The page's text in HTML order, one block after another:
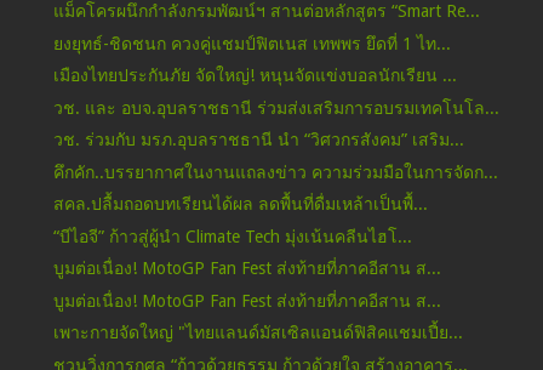
แม็คโครผนึกกำลังกรมพัฒน์ฯ สานต่อหลักสูตร “Smart Re...
ยงยุทธ์-ชิดชนก ควงคู่แชมป์ฟิตเนส เทพพร ยึดที่ 1 ไท...
เมืองไทยประกันภัย จัดใหญ่! หนุนจัดแข่งบอลนักเรียน ...
วช. และ อบจ.อุบลราชธานี ร่วมส่งเสริมการอบรมเทคโนโล...
วช. ร่วมกับ มรภ.อุบลราชธานี นำ “วิศวกรสังคม” เสริม...
คึกคัก..บรรยากาศในงานแถลงข่าว ความร่วมมือในการจัดก...
สคล.ปลื้มถอดบทเรียนได้ผล ลดพื้นที่ดื่มเหล้าเป็นพื้...
“บีไอจี” ก้าวสู่ผู้นำ Climate Tech มุ่งเน้นคลีนไฮโ...
บูมต่อเนื่อง! MotoGP Fan Fest ส่งท้ายที่ภาคอีสาน ส...
บูมต่อเนื่อง! MotoGP Fan Fest ส่งท้ายที่ภาคอีสาน ส...
เพาะกายจัดใหญ่ "ไทยแลนด์มัสเซิลแอนด์ฟิสิคแชมเปี้ย...
ชวนวิ่งการกุศล “ก้าวด้วยธรรม ก้าวด้วยใจ สร้างอาคาร...